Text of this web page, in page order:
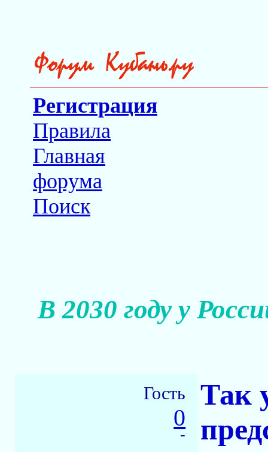
Регистрация
Правила
Главная
форума
Поиск
В 2030 году у
Гость
0
-
Так